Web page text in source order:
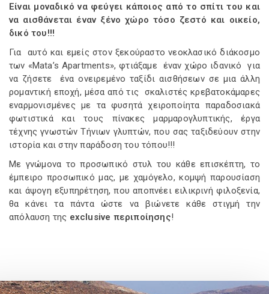
Είναι μοναδικό να φεύγει κάποιος από το σπίτι του και
να αισθάνεται έναν ξένο χώρο τόσο ζεστό και οικείο,
δικό του!!!
Για αυτό και εμείς στον ξεκούραστο νεοκλασικό διάκοσμο
των «Mata’s Apartments», φτιάξαμε έναν χώρο ιδανικό για
να ζήσετε ένα ονειρεμένο ταξίδι αισθήσεων σε μια άλλη
ρομαντική εποχή, μέσα από τις σκαλιστές κρεβατοκάμαρες
εναρμονισμένες με τα φυσητά χειροποίητα παραδοσιακά
φωτιστικά και τους πίνακες μαρμαρογλυπτικής, έργα
τέχνης γνωστών Τήνιων γλυπτών, που σας ταξιδεύουν στην
ιστορία και στην παράδοση του τόπου!!!
Με γνώμονα το προσωπικό στυλ του κάθε επισκέπτη, το
έμπειρο προσωπικό μας, με χαμόγελο, κομψή παρουσίαση
και άψογη εξυπηρέτηση, που αποπνέει ειλικρινή φιλοξενία,
θα κάνει τα πάντα ώστε να βιώνετε κάθε στιγμή την
απόλαυση της exclusive περιποίησης!